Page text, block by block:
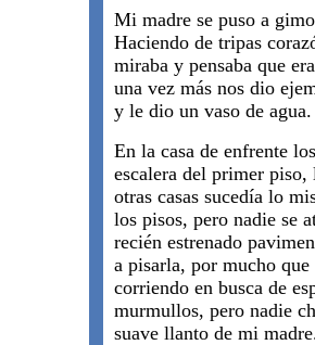
Mi madre se puso a
Haciendo de tripas
miraba y pensaba que
una vez más nos dio
y le dio un vaso de agua.
En la casa de enfrente
escalera del primer
otras casas sucedía lo
los pisos, pero nadie se
recién estrenado
a pisarla, por mucho
corriendo en busca de
murmullos, pero nadie
suave llanto de mi